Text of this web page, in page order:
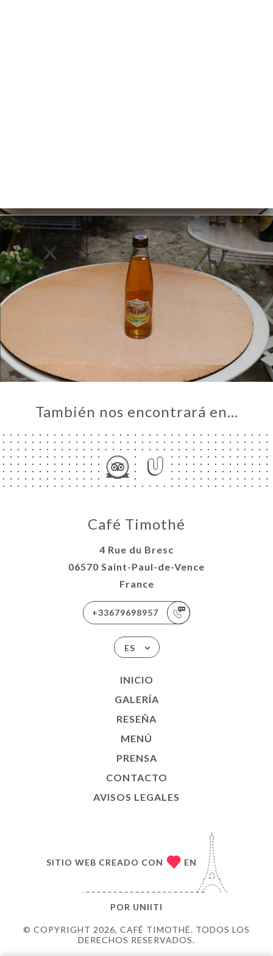
También nos encontrará en…
Café Timothé
4 Rue du Bresc
06570 Saint-Paul-de-Vence
France
+33679698957
ES
INICIO
GALERÍA
RESEÑA
MENÚ
PRENSA
CONTACTO
AVISOS LEGALES
© COPYRIGHT 2026, CAFÉ TIMOTHÉ. TODOS LOS
DERECHOS RESERVADOS.
SITIO WEB CREADO CON EN
POR UNIITI